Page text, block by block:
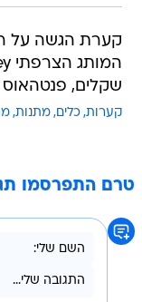
קערת הגשה על
שקלים, פנטהאוס רהיטים,
קערות כלים מתנות
טרם התפרסמו